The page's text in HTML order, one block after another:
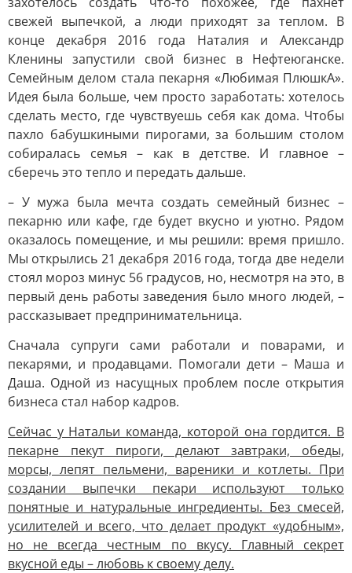
свежей выпечкой, а люди приходят за теплом. В
конце декабря 2016 года Наталия и Александр
Кленины запустили свой бизнес в Нефтеюганске.
Семейным делом стала пекарня «Любимая ПлюшкА».
Идея была больше, чем просто заработать: хотелось
сделать место, где чувствуешь себя как дома. Чтобы
пахло бабушкиными пирогами, за большим столом
собиралась семья – как в детстве. И главное –
сберечь это тепло и передать дальше.
– У мужа была мечта создать семейный бизнес –
пекарню или кафе, где будет вкусно и уютно. Рядом
оказалось помещение, и мы решили: время пришло.
Мы открылись 21 декабря 2016 года, тогда две недели
стоял мороз минус 56 градусов, но, несмотря на это, в
первый день работы заведения было много людей, –
рассказывает предпринимательница.
Сначала супруги сами работали и поварами, и
пекарями, и продавцами. Помогали дети – Маша и
Даша. Одной из насущных проблем после открытия
бизнеса стал набор кадров.
Сейчас у Натальи команда, которой она гордится. В
пекарне пекут пироги, делают завтраки, обеды,
морсы, лепят пельмени, вареники и котлеты. При
создании выпечки пекари используют только
понятные и натуральные ингредиенты. Без смесей,
усилителей и всего, что делает продукт «удобным»,
но не всегда честным по вкусу. Главный секрет
вкусной еды – любовь к своему делу.